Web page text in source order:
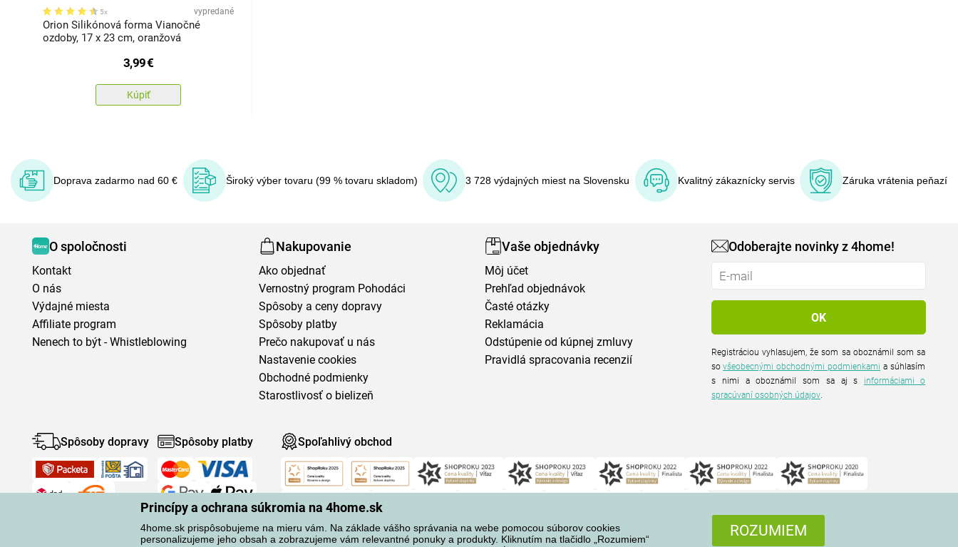
Princípy a ochrana súkromia na 4home.sk
4home.sk prispôsobujeme na mieru vám. Na základe vášho správania na webe pomocou súborov cookies
personalizujeme jeho obsah a zobrazujeme vám relevantné ponuky a produkty. Kliknutím na tlačidlo „Rozumiem“
ROZUMIEM
5x vypredané
Orion Silikónová forma Vianočné
ozdoby, 17 x 23 cm, oranžová
3,99€
Kúpiť
Doprava zadarmo nad 60 € Široký výber tovaru (99 % tovaru skladom) 3 728 výdajných miest na Slovensku Kvalitný zákaznícky servis Záruka vrátenia peňazí
O spoločnosti
Kontakt
O nás
Výdajné miesta
Affiliate program
Nenech to být - Whistleblowing
Nakupovanie
Ako objednať
Vernostný program Pohodáci
Spôsoby a ceny dopravy
Spôsoby platby
Prečo nakupovať u nás
Nastavenie cookies
Obchodné podmienky
Starostlivosť o bielizeň
Vaše objednávky
Môj účet
Prehľad objednávok
Časté otázky
Reklamácia
Odstúpenie od kúpnej zmluvy
Pravidlá spracovania recenzií
Odoberajte novinky z 4home!
Registráciou vyhlasujem, že som sa oboznámil som sa
sovšeobecnými obchodnými podmienkami a súhlasím
s nimi a oboznámil som sa aj s informáciami o
spracúvaní osobných údajov.
Spôsoby dopravy Spôsoby platby Spoľahlivý obchod